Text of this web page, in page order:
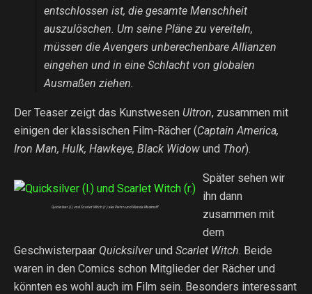
entschlossen ist, die gesamte Menschheit
auszulöschen. Um seine Pläne zu vereiteln,
müssen die Avengers unberechenbare Allianzen
eingehen und in eine Schlacht von globalen
Ausmaßen ziehen.
Der Teaser zeigt das Kunstwesen Ultron, zusammen mit
einigen der klassischen Film-Rächer (Captain America,
Iron Man, Hulk, Hawkeye, Black Widow und Thor).
Quicksilver (l.) und Scarlet Witch (r.) aka Pietro und Wanda Maximoff
Später sehen wir
ihn dann
zusammen mit
dem
Geschwisterpaar Quicksilverund Scarlet Witch. Beide
waren in den Comics schon Mitglieder der Rächer und
könnten es wohl auch im Film sein. Besonders interessant